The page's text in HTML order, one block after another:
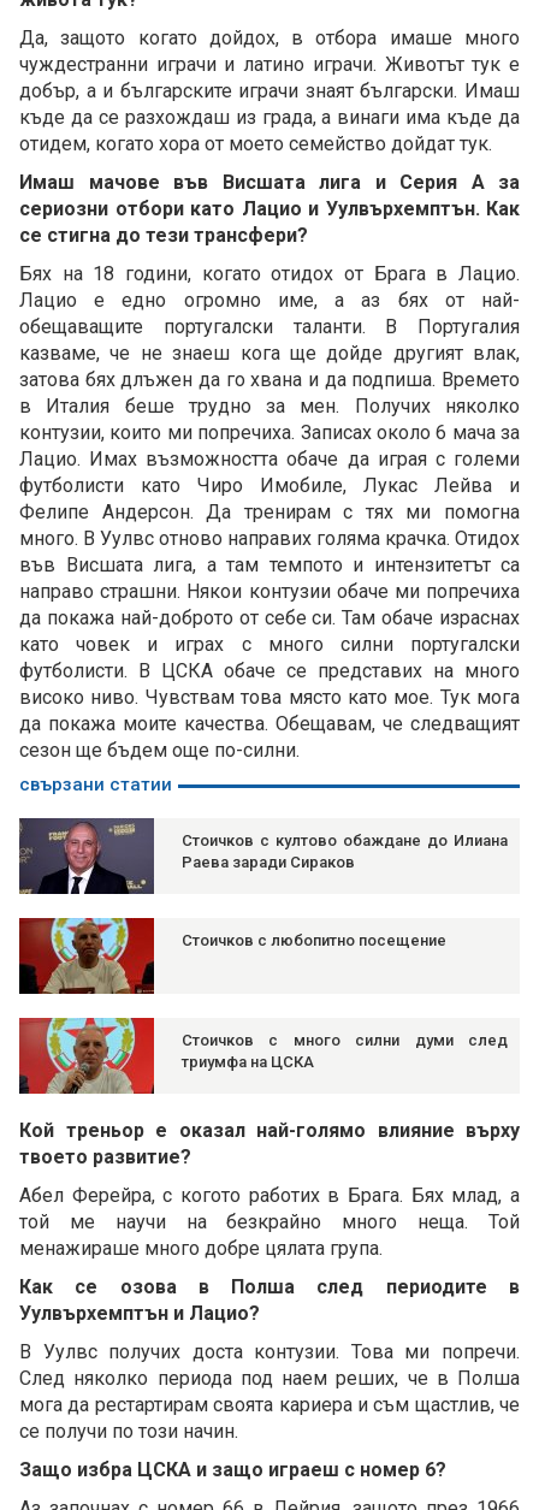
Да, защото когато дойдох, в отбора имаше много
чуждестранни играчи и латино играчи. Животът тук е
добър, а и българските играчи знаят български. Имаш
къде да се разхождаш из града, а винаги има къде да
отидем, когато хора от моето семейство дойдат тук.
Имаш мачове във Висшата лига и Серия А за
сериозни отбори като Лацио и Уулвърхемптън. Как
се стигна до тези трансфери?
Бях на 18 години, когато отидох от Брага в Лацио.
Лацио е едно огромно име, а аз бях от най-
обещаващите португалски таланти. В Португалия
казваме, че не знаеш кога ще дойде другият влак,
затова бях длъжен да го хвана и да подпиша. Времето
в Италия беше трудно за мен. Получих няколко
контузии, които ми попречиха. Записах около 6 мача за
Лацио. Имах възможността обаче да играя с големи
футболисти като Чиро Имобиле, Лукас Лейва и
Фелипе Андерсон. Да тренирам с тях ми помогна
много. В Уулвс отново направих голяма крачка. Отидох
във Висшата лига, а там темпото и интензитетът са
направо страшни. Някои контузии обаче ми попречиха
да покажа най-доброто от себе си. Там обаче израснах
като човек и играх с много силни португалски
футболисти. В ЦСКА обаче се представих на много
високо ниво. Чувствам това място като мое. Тук мога
да покажа моите качества. Обещавам, че следващият
сезон ще бъдем още по-силни.
свързани статии
Стоичков с култово обаждане до Илиана
Раева заради Сираков
Стоичков с любопитно посещение
Стоичков с много силни думи след
триумфа на ЦСКА
Кой треньор е оказал най-голямо влияние върху
твоето развитие?
Абел Ферейра, с когото работих в Брага. Бях млад, а
той ме научи на безкрайно много неща. Той
менажираше много добре цялата група.
Как се озова в Полша след периодите в
Уулвърхемптън и Лацио?
В Уулвс получих доста контузии. Това ми попречи.
След няколко периода под наем реших, че в Полша
мога да рестартирам своята кариера и съм щастлив, че
се получи по този начин.
Защо избра ЦСКА и защо играеш с номер 6?